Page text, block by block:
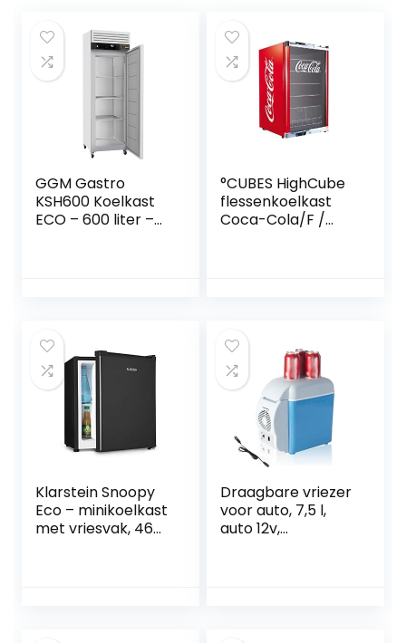
GGM Gastro
KSH600 Koelkast
ECO – 600 liter –
°CUBES HighCube
flessenkoelkast
Coca-Cola/F /
Klarstein Snoopy
Eco – minikoelkast
met vriesvak, 46
Draagbare vriezer
voor auto, 7,5 l,
auto 12v,